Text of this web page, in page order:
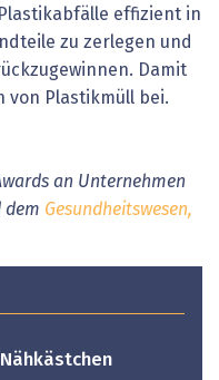
effizient in
zu zerlegen und
Damit
von Plastikmüll bei.
an Unternehmen
dem Gesundheitswesen,